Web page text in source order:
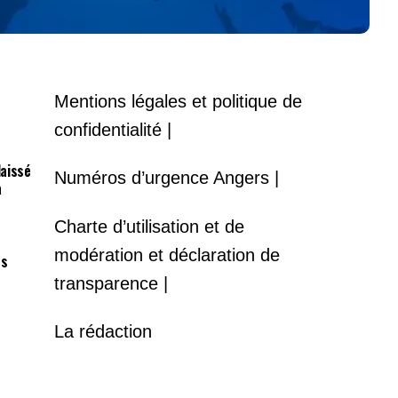
Mentions légales et politique de
confidentialité |
Numéros d’urgence Angers |
Charte d’utilisation et de
modération et déclaration de
transparence |
La rédaction